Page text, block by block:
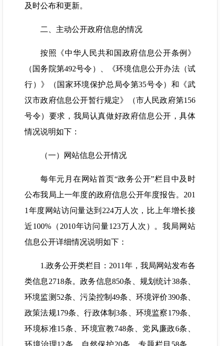
及时公布和更新。
二、主动公开政府信息的情况
按照《中华人民共和国政府信息公开条例》
（国务院第492号令）、《环境信息公开办法（试
行）》（国家环境保护总局令第35号令）和《武
汉市政府信息公开暂行规定》（市人民政府第156
号令）要求，我局认真做好政府信息公开，具体
情况说明如下：
（一）网站信息公开情况
每年元月在网站首页“政务公开”栏目中及时
公布我局上一年度的政府信息公开年度报告。201
1年度网站访问量达到224万人次，比上年增长接
近100%（2010年访问量123万人次）。我局网站
信息公开详细情况说明如下：
1.政务公开类栏目：2011年，我局网站发布各
类信息2718条。政务信息850条、规划统计38条、
环境监测52条、污染控制49条、环境评价390条、
政策法规179条、行政体制3条、环境监察179条、
环境标准15条、环境宣教748条、党风廉政6条、
环境治理12条、自然保护20条、专题栏目58条。